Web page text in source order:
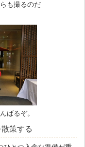
も撮るのだ
ばるぞ。
策する